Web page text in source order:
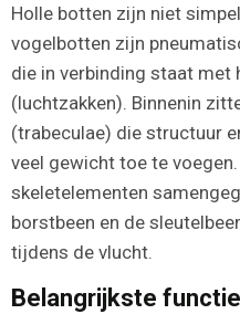
Holle botten zijn niet
vogelbotten zijn
die in verbinding staat
(luchtzakken). Binnenin
(trabeculae) die structuur
veel gewicht toe te
skeletelementen
borstbeen en de
tijdens de vlucht.
Belangrijkste